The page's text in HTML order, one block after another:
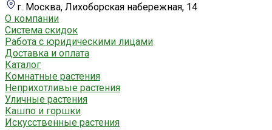
г. Москва, Лихоборская набережная, 14
О компании
Система скидок
Работа с юридическими лицами
Доставка и оплата
Каталог
Комнатные растения
Неприхотливые растения
Уличные растения
Кашпо и горшки
Искусственные растения